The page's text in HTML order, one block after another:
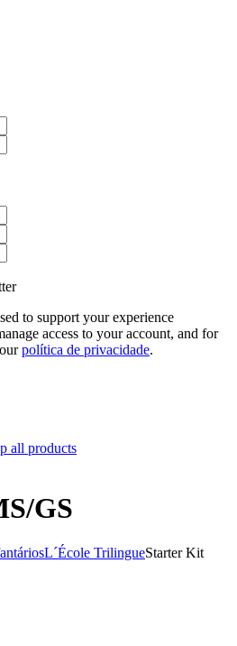
to support your experience
access to your account, and for
política de privacidade.
all products
GS
L´École TrilingueStarter Kit